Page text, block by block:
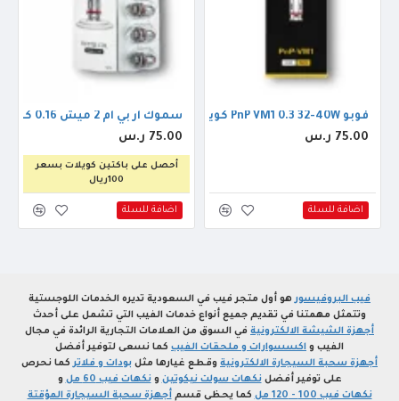
تي 60مل
فوبو PnP VM1 0.3 32-40W كويل
75.00 ر.س
اضافة للسلة
سموك ار بي ام 2 ميش 0.16 كويل
75.00 ر.س
أحصل على باكتين كويلات بسعر
100ريال
اضافة للسلة
فيب البروفيسورهو أول متجر فيب في السعودية تديره الخدمات اللوجستية
وتتمثل مهمتنا في تقديم جميع أنواع خدمات الفيب التي تشمل على أحدث
أجهزة الشيشة الالكترونية في السوق من العلامات التجارية الرائدة في مجال
الفيب و اكسسوارات و ملحقات الفيب كما نسعى لتوفير أفضل
أجهزة سحبة السيجارة الالكترونية وقطع غيارها مثل بودات و فلاتركما نحرص
على توفير أفضلنكهات سولت نيكوتين ونكهات فيب 60 مل
و
نكهات فيب 100 - 120 مل
كما يحظى قسمأجهزة سحبة السيجارة المؤقتة